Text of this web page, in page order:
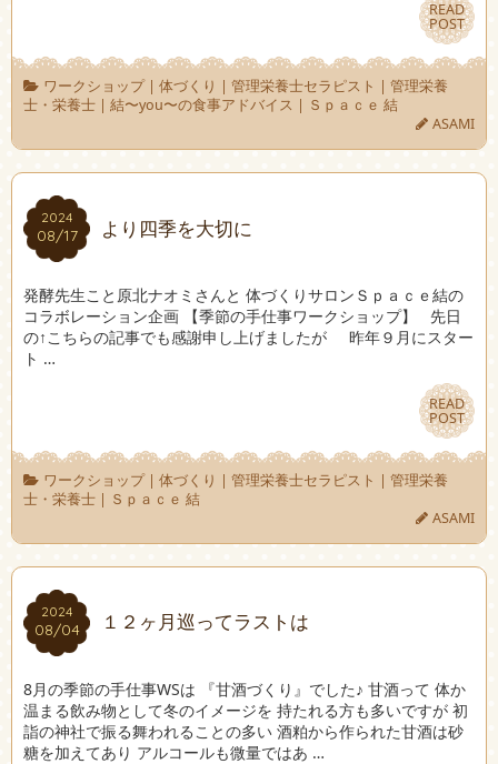
READ
POST
READ
POST
ワークショップ| 体づくり | 管理栄養士セラピスト | 管理栄養
士・栄養士 | 結〜you〜の食事アドバイス | Ｓｐａｃｅ 結
ASAMI
2024
08/17
2024
08/17 より四季を大切に
発酵先生こと原北ナオミさんと 体づくりサロンＳｐａｃｅ結の
コラボレーション企画 【季節の手仕事ワークショップ】 先日
の↑こちらの記事でも感謝申し上げましたが 昨年９月にスター
ト …
READ
POST
READ
POST
ワークショップ| 体づくり | 管理栄養士セラピスト | 管理栄養
士・栄養士 | Ｓｐａｃｅ 結
ASAMI
2024
08/04
2024
08/04 １２ヶ月巡ってラストは
8月の季節の手仕事WSは 『甘酒づくり』でした♪ 甘酒って 体か
温まる飲み物として冬のイメージを 持たれる方も多いですが 初
詣の神社で振る舞われることの多い 酒粕から作られた甘酒は砂
糖を加えてあり アルコールも微量ではあ …